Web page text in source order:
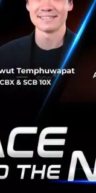
งการให้การลดภา
Tax Cuts and
ารถาวร การออก
นสภาคองเกรส
ามเสี่ยงที่สภาคอง
ตามกำหนดเวลาจ
ซึ่งรวมถึงประเด็น
ด้วย
ประธานาธิบดีมาก
ปได้ต่ำในทางปฏิบั
กรรมการเพื่อสอบ